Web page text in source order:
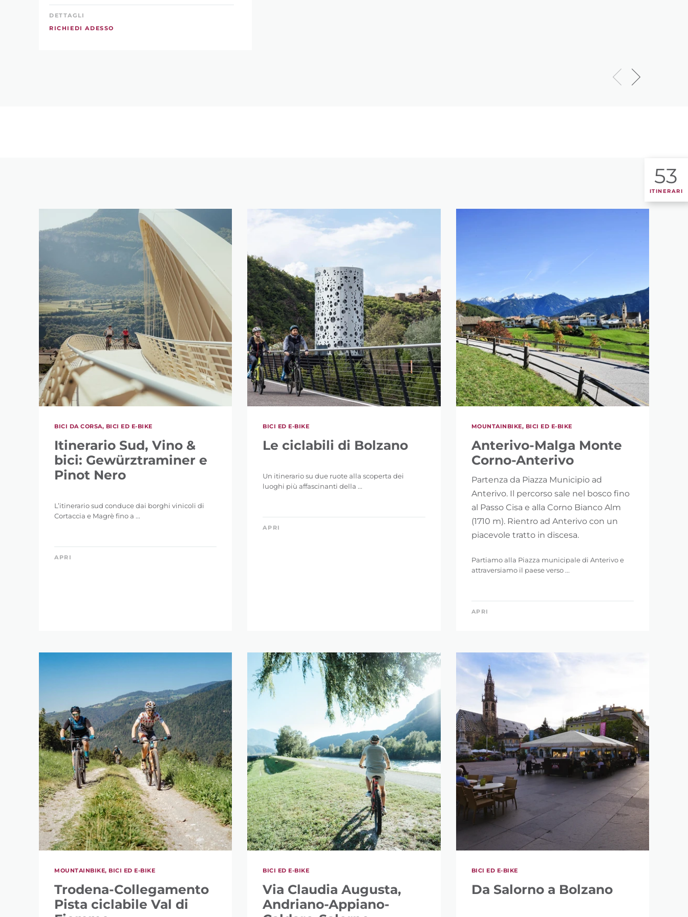
DETTAGLI
RICHIEDI ADESSO
53
ITINERARI
BICI DA CORSA, BICI ED E-BIKE
Itinerario Sud, Vino &
bici: Gewürztraminer e
Pinot Nero
L’itinerario sud conduce dai borghi vinicoli di
Cortaccia e Magrè fino a ...
APRI
BICI ED E-BIKE
Le ciclabili di Bolzano
Un itinerario su due ruote alla scoperta dei
luoghi più affascinanti della ...
APRI
MOUNTAINBIKE, BICI ED E-BIKE
Anterivo-Malga Monte
Corno-Anterivo
Partenza da Piazza Municipio ad
Anterivo. Il percorso sale nel bosco fino
al Passo Cisa e alla Corno Bianco Alm
(1710 m). Rientro ad Anterivo con un
piacevole tratto in discesa.
Partiamo alla Piazza municipale di Anterivo e
attraversiamo il paese verso ...
APRI
MOUNTAINBIKE, BICI ED E-BIKE
Trodena-Collegamento
Pista ciclabile Val di
BICI ED E-BIKE
Via Claudia Augusta,
Andriano-Appiano-
BICI ED E-BIKE
Da Salorno a Bolzano